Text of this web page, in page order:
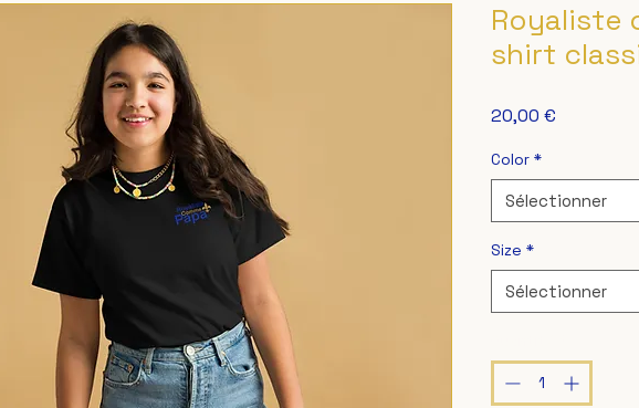
Royaliste
shirt
20,00 €
Color *
Sélectionner
Size *
Sélectionner